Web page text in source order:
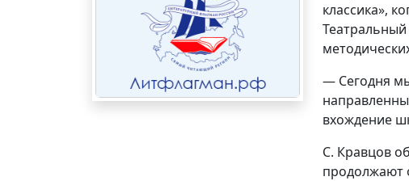
классика»,
— Сегодня
вхождение
С. Кравцов
продолжают